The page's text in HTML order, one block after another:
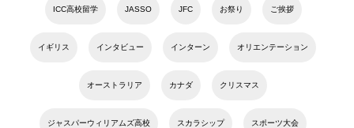
ICC高校留学 JASSO JFC お祭り ご挨拶
イギリス インタビュー インターン オリエンテーション
オーストラリア カナダ クリスマス
ジャスパーウィリアムズ高校 スカラシップ スポーツ大会